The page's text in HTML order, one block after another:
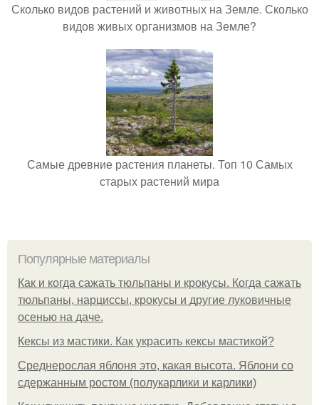
Сколько видов растений и животных на Земле. Сколько
видов живых организмов на Земле?
Самые древние растения планеты. Топ 10 Самых
старых растений мира
Популярные материалы
Как и когда сажать тюльпаны и крокусы. Когда сажать
тюльпаны, нарциссы, крокусы и другие луковичные
осенью на даче.
Кексы из мастики. Как украсить кексы мастикой?
Среднерослая яблоня это, какая высота. Яблони со
сдержанным ростом (полукарлики и карлики)